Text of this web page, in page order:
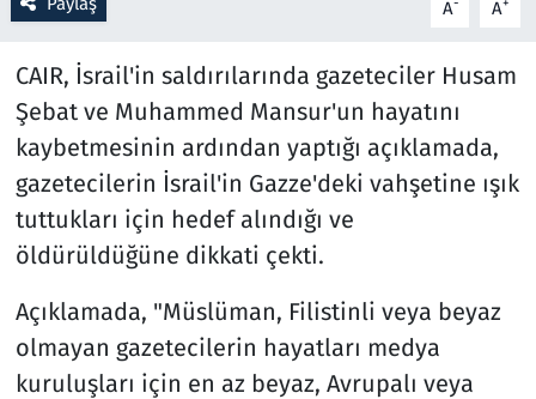
A- A+
CAIR, İsrail'in saldırılarında gazeteciler Husam
Şebat ve Muhammed Mansur'un hayatını
kaybetmesinin ardından yaptığı açıklamada,
gazetecilerin İsrail'in Gazze'deki vahşetine ışık
tuttukları için hedef alındığı ve
öldürüldüğüne dikkati çekti.
Açıklamada, "Müslüman, Filistinli veya beyaz
olmayan gazetecilerin hayatları medya
kuruluşları için en az beyaz, Avrupalı veya
Seçim 2023
Spor
Teknoloji ve Bilim
Televizyon